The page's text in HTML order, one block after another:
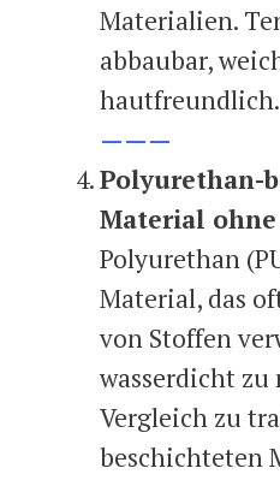
Materialien.
abbaubar,
hautfreundlich.
———
Polyurethan-
Material ohne
Polyurethan
Material, das
von Stoffen
wasserdicht zu
Vergleich zu
beschichteten